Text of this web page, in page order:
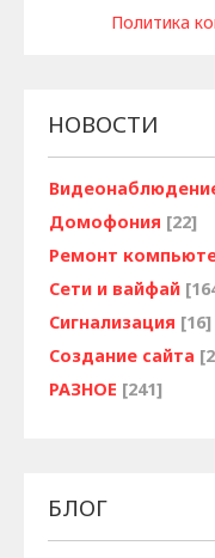
Политика
НОВОСТИ
Домофония [22]
Ремонт
Сети и вайфай
Сигнализация [16]
Создание сайта
РАЗНОЕ [241]
БЛОГ